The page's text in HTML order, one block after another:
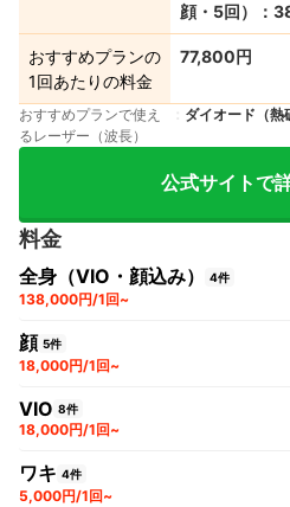
顔・5回）：
おすすめプランの
1回あたりの料金
77,800円
おすすめプランで使え
るレーザー（波長）
ダイオード（熱
公式サイトで
料金
全身（VIO・顔込み） 4件
138,000円/1回~
顔 5件
18,000円/1回~
VIO 8件
18,000円/1回~
ワキ 4件
5,000円/1回~